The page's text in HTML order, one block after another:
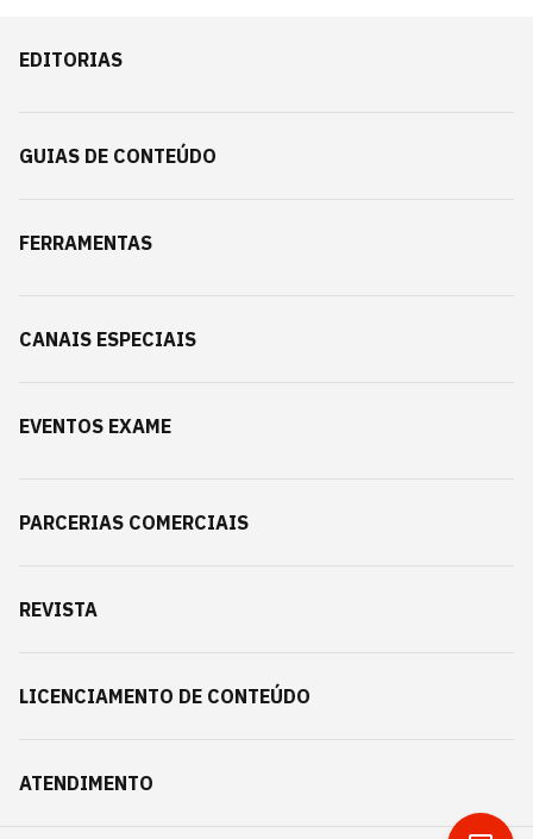
EDITORIAS
GUIAS DE CONTEÚDO
FERRAMENTAS
CANAIS ESPECIAIS
EVENTOS EXAME
PARCERIAS COMERCIAIS
REVISTA
LICENCIAMENTO DE CONTEÚDO
ATENDIMENTO